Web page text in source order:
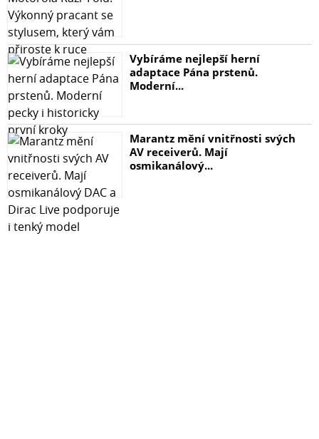
Vybíráme nejlepší herní
adaptace Pána prstenů.
Moderní...
Marantz mění vnitřnosti svých
AV receiverů. Mají
osmikanálový...